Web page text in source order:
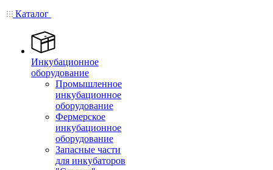
Каталог
Инкубационное
оборудование
Промышленное
инкубационное
оборудование
Фермерское
инкубационное
оборудование
Запасные части
для инкубаторов